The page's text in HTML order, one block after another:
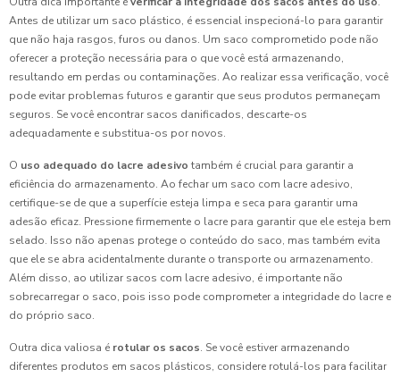
Antes de utilizar um saco plástico, é essencial inspecioná-lo para garantir
que não haja rasgos, furos ou danos. Um saco comprometido pode não
oferecer a proteção necessária para o que você está armazenando,
resultando em perdas ou contaminações. Ao realizar essa verificação, você
pode evitar problemas futuros e garantir que seus produtos permaneçam
seguros. Se você encontrar sacos danificados, descarte-os
adequadamente e substitua-os por novos.
O uso adequado do lacre adesivo também é crucial para garantir a
eficiência do armazenamento. Ao fechar um saco com lacre adesivo,
certifique-se de que a superfície esteja limpa e seca para garantir uma
adesão eficaz. Pressione firmemente o lacre para garantir que ele esteja bem
selado. Isso não apenas protege o conteúdo do saco, mas também evita
que ele se abra acidentalmente durante o transporte ou armazenamento.
Além disso, ao utilizar sacos com lacre adesivo, é importante não
sobrecarregar o saco, pois isso pode comprometer a integridade do lacre e
do próprio saco.
Outra dica valiosa é rotular os sacos. Se você estiver armazenando
diferentes produtos em sacos plásticos, considere rotulá-los para facilitar